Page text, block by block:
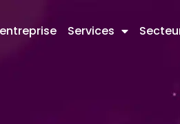
Services